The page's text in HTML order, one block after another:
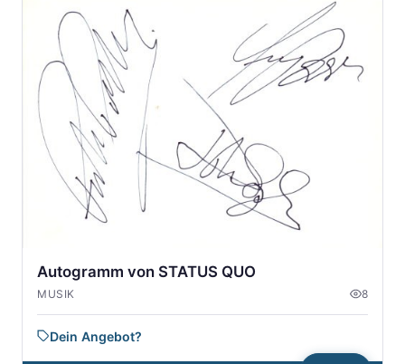
Autogramm von STATUS QUO
MUSIK 8
Dein Angebot?